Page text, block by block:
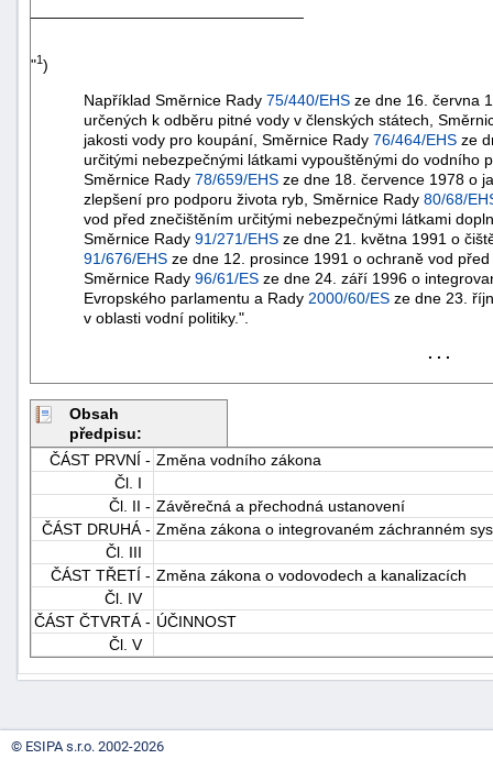
"1 )
Například Směrnice Rady 75/440/EHS ze dne 16. června
určených k odběru pitné vody v členských státech,
jakosti vody pro koupání, Směrnice Rady 76/464/EHS ze
určitými nebezpečnými látkami vypouštěnými do vodního
Směrnice Rady 78/659/EHS ze dne 18. července 1978 o
zlepšení pro podporu života ryb, Směrnice Rady 80/68/
vod před znečištěním určitými nebezpečnými látkami
Směrnice Rady 91/271/EHS ze dne 21. května 1991 o
91/676/EHS ze dne 12. prosince 1991 o ochraně vod
Směrnice Rady 96/61/ES ze dne 24. září 1996 o
Evropského parlamentu a Rady 2000/60/ES ze dne 23.
v oblasti vodní politiky.".
. . .
Obsah
předpisu:
ČÁST PRVNÍ - Změna vodního zákona
Čl. I
Čl. II - Závěrečná a přechodná ustanovení
ČÁST DRUHÁ - Změna zákona o integrovaném záchranném
Čl. III
ČÁST TŘETÍ - Změna zákona o vodovodech a kanalizacích
Čl. IV
ČÁST ČTVRTÁ - ÚČINNOST
Čl. V
-
© ESIPA s.r.o. 2002-2026